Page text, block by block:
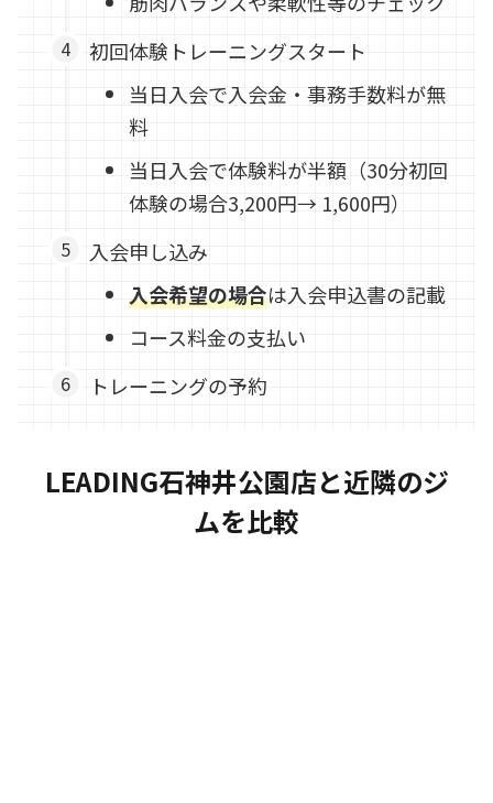
初回体験トレーニングスタート
当日入会で入会金・事務手数料が無
料
当日入会で体験料が半額（30分初回
体験の場合3,200円→ 1,600円）
入会申し込み
入会希望の場合は入会申込書の記載
コース料金の支払い
トレーニングの予約
LEADING石神井公園店と近隣のジ
ムを比較